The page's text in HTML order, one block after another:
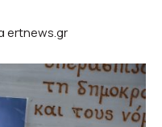
ertnews.gr